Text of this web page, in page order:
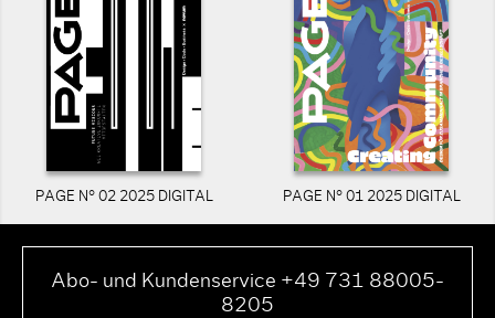
PAGE N° 02 2025 DIGITAL PAGE N° 01 2025 DIGITAL
Abo- und Kundenservice +49 731 88005-
8205